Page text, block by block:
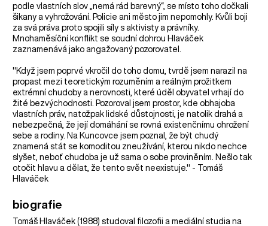
podle vlastních slov „nemá rád barevný“, se místo toho dočkali
šikany a vyhrožování. Policie ani město jim nepomohly. Kvůli boji
za svá práva proto spojili síly s aktivisty a právníky.
Mnohaměsíční konflikt se soudní dohrou Hlaváček
zaznamenává jako angažovaný pozorovatel.
"Když jsem poprvé vkročil do toho domu, tvrdě jsem narazil na
propast mezi teoretickým rozuměním a reálným prožitkem
extrémní chudoby a nerovnosti, které úděl obyvatel vrhají do
žité bezvýchodnosti. Pozoroval jsem prostor, kde obhajoba
vlastních práv, natožpak lidské důstojnosti, je natolik drahá a
nebezpečná, že její domáhání se rovná existenčnímu ohrožení
sebe a rodiny. Na Kuncovce jsem poznal, že být chudý
znamená stát se komoditou zneužívání, kterou nikdo nechce
slyšet, neboť chudoba je už sama o sobe proviněním. Nešlo tak
otočit hlavu a dělat, že tento svět neexistuje." - Tomáš
Hlaváček
biografie
Tomáš Hlaváček (1988) studoval filozofii a mediální studia na